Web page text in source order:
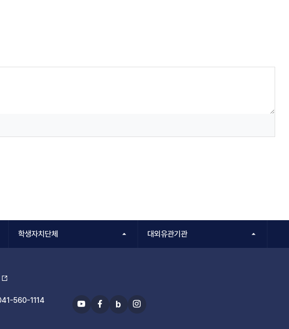
학생자치단체 대외유관기관
560-1114
유
페
b
블
인